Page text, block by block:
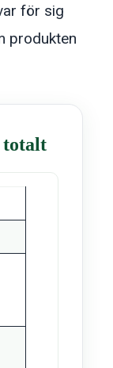
för sig
produkten
totalt